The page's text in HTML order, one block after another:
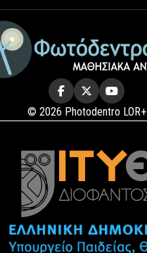
© 2026 Photodentro LOR+